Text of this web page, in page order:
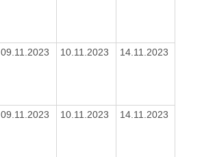
09.11.2023 10.11.2023 14.11.2023
09.11.2023 10.11.2023 14.11.2023